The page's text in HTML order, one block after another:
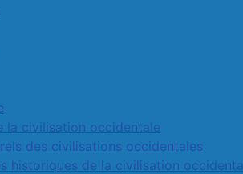
la civilisation occidentale
des civilisations occidentales
historiques de la civilisation